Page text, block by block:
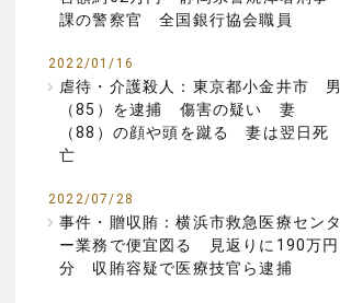
課の警察官 全国銀行協会職員
2022/01/16
虐待・介護殺人：東京都小金井市 男
（85）を逮捕 傷害の疑い 妻
（88）の顔や頭を蹴る 妻は翌日死
亡
2022/07/28
事件・贈収賄：横浜市救急医療センタ
ー業務で便宜図る 見返りに190万円
分 収賄容疑で医療技官ら逮捕